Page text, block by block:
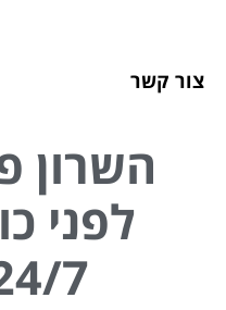
צור קשר
השרון
לפני
7